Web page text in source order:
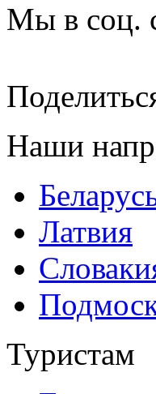
Мы в соц.
Наши
Латвия
Туристам